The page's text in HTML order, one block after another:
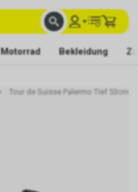
Motorrad Bekleidung
Tour de Suisse Palermo Tief 53cm